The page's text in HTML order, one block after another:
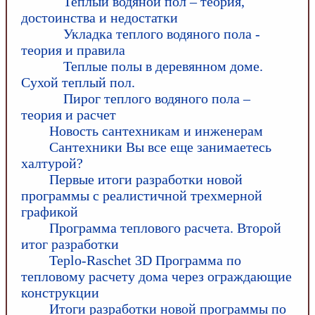
достоинства и недостатки
Укладка теплого водяного пола -
теория и правила
Теплые полы в деревянном доме.
Сухой теплый пол.
Пирог теплого водяного пола –
теория и расчет
Новость сантехникам и инженерам
Сантехники Вы все еще занимаетесь
халтурой?
Первые итоги разработки новой
программы с реалистичной трехмерной
графикой
Программа теплового расчета. Второй
итог разработки
Teplo-Raschet 3D Программа по
тепловому расчету дома через ограждающие
конструкции
Итоги разработки новой программы по